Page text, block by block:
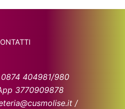
404981/980
3770909878
/